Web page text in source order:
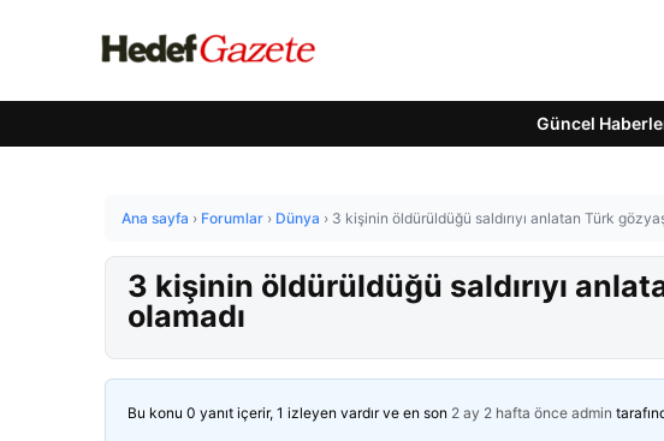
Güncel
Ana sayfa › Forumlar › Dünya › 3 kişinin öldürüldüğü saldırıyı anlatan Türk
3 kişinin öldürüldüğü saldırıyı
olamadı
Bu konu 0 yanıt içerir, 1 izleyen vardır ve en son 2 ay 2 hafta önce admin